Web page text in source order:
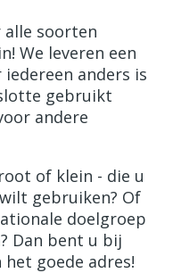
alle soorten
We leveren een
anders is
gebruikt
andere
of klein - die u
gebruiken? Of
doelgroep
Dan bent u bij
goede adres!